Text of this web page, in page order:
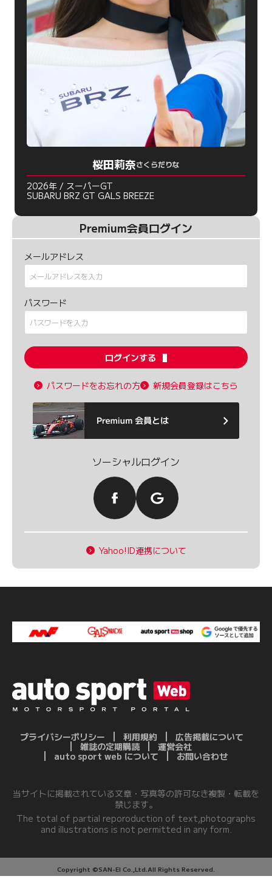
桜田莉奈さくらだりな
2026年 / スーパーGT
SUBARU BRZ GT GALS BREEZE
Premium会員ログイン
メールアドレス
パスワード
ログインする
パスワードをお忘れの方 新規会員登録はこちら
ソーシャルログイン
Yahoo!ID連携について
プライバシーポリシー 利用規約
広告掲載について
雑誌の定期購読
運営会社
auto sport web について
お問い合わせ
当サイトに掲載されている文章・写真等の許可なき複製・転載を
禁じます。
The total of partial reporoduction of text,photographs
and illustrations is not permitted in any form.
Copyright ©SAN-EI Co.,Ltd.All Rights Reserved.